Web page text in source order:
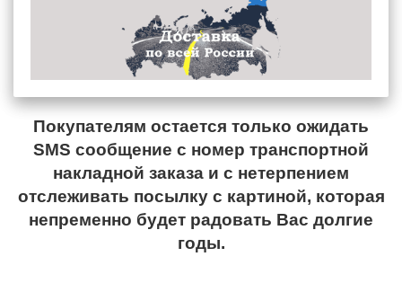
Покупателям остается только ожидать
SMS сообщение с номер транспортной
накладной заказа и с нетерпением
отслеживать посылку с картиной, которая
непременно будет радовать Вас долгие
годы.